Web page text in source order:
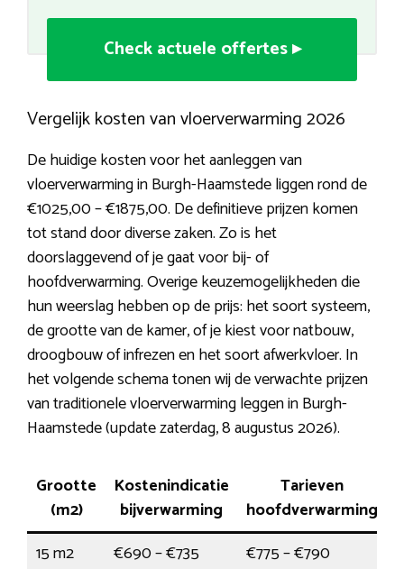
Check actuele offertes ▸
Vergelijk kosten van vloerverwarming 2026
De huidige kosten voor het aanleggen van
vloerverwarming in Burgh-Haamstede liggen rond de
€1025,00 – €1875,00. De definitieve prijzen komen
tot stand door diverse zaken. Zo is het
doorslaggevend of je gaat voor bij- of
hoofdverwarming. Overige keuzemogelijkheden die
hun weerslag hebben op de prijs: het soort systeem,
de grootte van de kamer, of je kiest voor natbouw,
droogbouw of infrezen en het soort afwerkvloer. In
het volgende schema tonen wij de verwachte prijzen
van traditionele vloerverwarming leggen in Burgh-
Haamstede (update zaterdag, 8 augustus 2026).
Grootte
(m2)
Kostenindicatie
bijverwarming
Tarieven
hoofdverwarming
15 m2
€690 – €735
€775 – €790